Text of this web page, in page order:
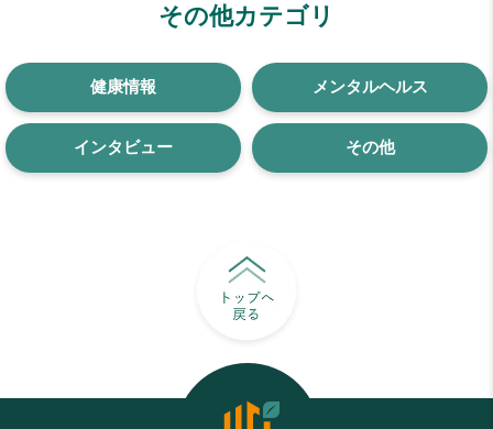
その他カテゴリ
健康情報 メンタルヘルス
インタビュー その他